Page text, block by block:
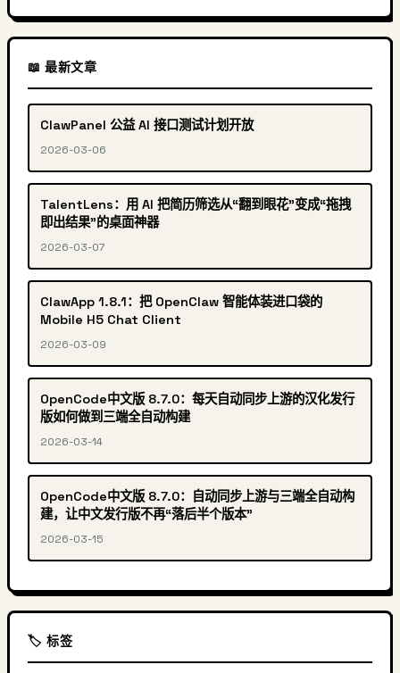
📖 最新文章
ClawPanel 公益 AI 接口测试计划开放
2026-03-06
TalentLens：用 AI 把简历筛选从“翻到眼花”变成“拖拽
即出结果”的桌面神器
2026-03-07
ClawApp 1.8.1：把 OpenClaw 智能体装进口袋的
Mobile H5 Chat Client
2026-03-09
OpenCode中文版 8.7.0：每天自动同步上游的汉化发行
版如何做到三端全自动构建
2026-03-14
OpenCode中文版 8.7.0：自动同步上游与三端全自动构
建，让中文发行版不再“落后半个版本”
2026-03-15
🏷️ 标签